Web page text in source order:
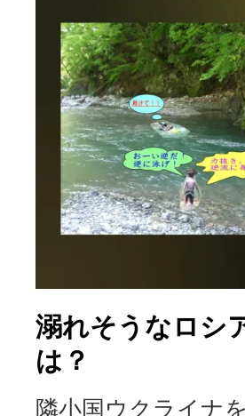
溺れそうなロシ
は？
隣小国ウクライナ